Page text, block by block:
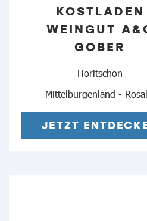
KOSTLADEN
WEINGUT
GOBER
Horitschon
Mittelburgenland -
JETZT